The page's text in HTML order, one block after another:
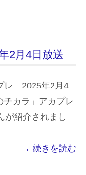
2月4日放送
レ 2025年2月4
チカラ」アカプレ
が紹介されまし
→ 続きを読む